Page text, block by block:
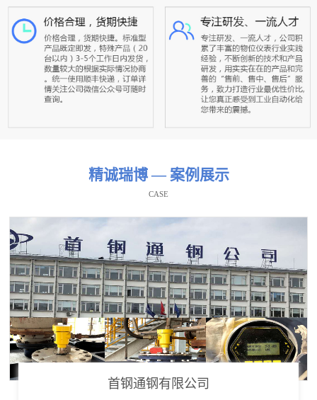
精诚瑞博 — 案例展示
CASE
首钢通钢有限公司